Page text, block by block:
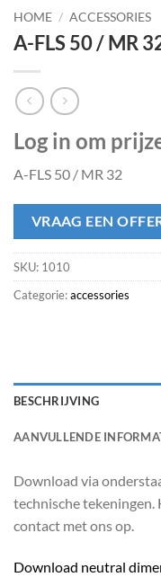
HOME / ACCESSORIES
A-FLS 50 / MR
Log in om
A-FLS 50 / MR 32
VRAAG EEN
SKU: 1010
Categorie:accessories
BESCHRIJVING
AANVULLENDE
Download via
technische tekeningen.
contact met ons op.
Download neutral